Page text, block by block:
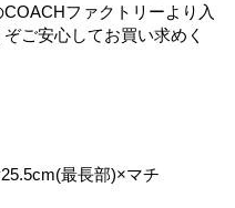
ファクトリーより入
ご安心してお買い求めく
最長部)×マチ